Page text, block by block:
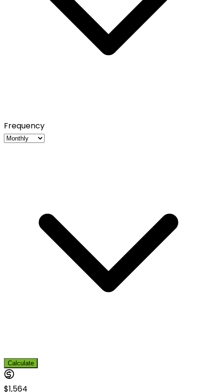
Frequency
Calculate
$1,564